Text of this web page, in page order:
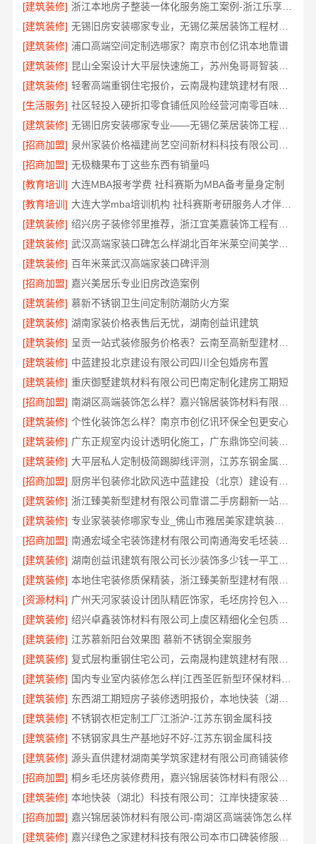
[建筑装修]
浙江本地房子整装一体化服务施工案例-浙江乐享新材料有限公司
[建筑装修]
无锡旧房安装哪家专业，无锡亿莱居装饰工程材料有限公司
[建筑装修] 浦口高端空间定制选哪家？南京市创亿讯本地靠谱
[建筑装修]
昆山全案设计大平层快速施工，苏州兔哥哥智装新材料有限公司
[建筑装修]
[生活服务]
社区轻投入硬折扣零食铺低风险经营河南零百味供应链有限公司
[建筑装修]
无锡旧房安装哪家专业——无锡亿莱居装饰工程材料有限公司
[招商加盟]
[招商加盟] 无极糖果布丁这些东西有销量吗
[教育培训] 大连MBA报考学费 社科赛斯为MBA备考量身定制
[教育培训]
大连大学mba培训机构 社科赛斯考研服务人才伴您成长
[建筑装修]
[建筑装修]
武汉高端家装口碑怎么样湖北百年米莱空间美学装饰材料有限公司
[建筑装修] 百年米莱武汉高端家装口碑评测
[招商加盟] 嘉兴美居乐专业旧房改造案例
[建筑装修] 慕新不锈钢卫生间定制防潮防火方案
[建筑装修] 湖南家装价格表售后无忧，湖南创益讯建筑
[建筑装修]
呈贡一站式装修服务价格表？云南至高新型建材有限公司透明定价
[建筑装修] 中蓝建投北京建设有限公司四川全包婚房布置
[建筑装修] 重庆御墅建筑材料有限公司巴南定制化建房工期短
[招商加盟]
[建筑装修] 个性化装饰怎么样？南京市创亿讯环保全包更安心
[建筑装修]
广东正规室内设计透明化施工，广东鼎饰空间装饰工程有限公司
[建筑装修]
[招商加盟]
[建筑装修]
浙江臻美新型建材有限公司靠谱二手房翻新一站式急装
[建筑装修]
专业家装装修哪家专业_佛山市雅居美家建筑装饰工程有限公司
[招商加盟]
南通宏域全宅装饰建材有限公司南通海安毛坯装饰公司设计
[建筑装修]
[建筑装修]
[资源材料]
[建筑装修]
绍兴卓鑫装饰材料有限公司上虞区精细化全包质量放心
[建筑装修] 江苏慕新阳台效果图 慕新不锈钢全案服务
[建筑装修]
[建筑装修]
国内专业室内装修怎么样|江西圣匠新型环保材料有限公司一站式整装
[建筑装修]
[建筑装修] 不锈钢衣柜定制工厂江浙沪-江苏东钢金属科技
[建筑装修] 不锈钢家具生产基地好不好-江苏东钢金属科技
[建筑装修] 源头直供建材湖南美学筑家建材有限公司商铺装修
[招商加盟]
桐乡毛坯房装修费用，嘉兴锦居装饰材料有限公司报价透明
[建筑装修]
本地快装（湖北）科技有限公司：江岸快捷家装两房一厅
[招商加盟] 嘉兴锦居装饰材料有限公司-南湖区高端装饰怎么样
[建筑装修]